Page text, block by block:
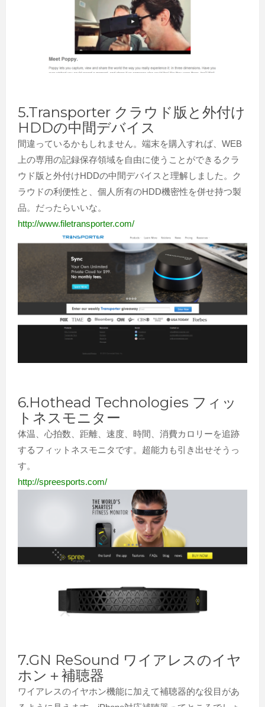
5.Transporter クラウド版と外付け
HDDの中間デバイス
間違っているかもしれません。端末を購入すれば、WEB
上の専用の記録保存領域を自由に使うことができるクラ
ウド版と外付けHDDの中間デバイスと理解しました。ク
ラウドの利便性と、個人所有のHDD機密性を併せ持つ製
品。だったらいいな。
http://www.filetransporter.com/
6.Hothead Technologies フィッ
トネスモニター
体温、心拍数、距離、速度、時間、消費カロリーを追跡
するフィットネスモニタです。超能力も引き出せそうっ
す。
http://spreesports.com/
7.GN ReSound ワイアレスのイヤ
ホン＋補聴器
ワイアレスのイヤホン機能に加えて補聴器的な役目があ